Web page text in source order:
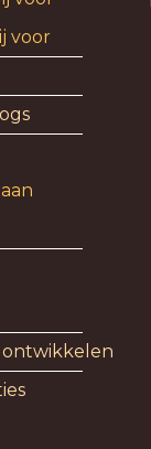
voor
ontwikkelen